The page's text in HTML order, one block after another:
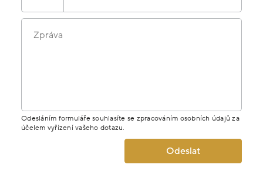
Zpráva
Odesláním formuláře souhlasíte se zpracováním osobních údajů za
účelem vyřízení vašeho dotazu.
Odeslat